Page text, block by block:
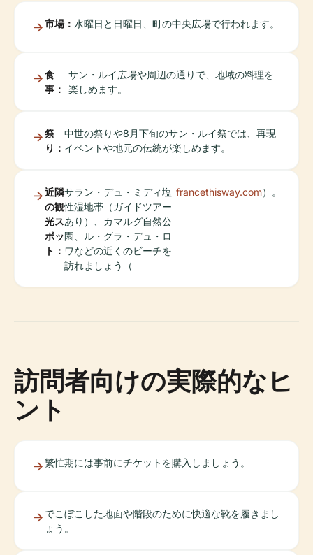
市場： 水曜日と日曜日、町の中央広場で行われます。
食
事：
サン・ルイ広場や周辺の通りで、地域の料理を
楽しめます。
祭
り：
中世の祭りや8月下旬のサン・ルイ祭では、再現
イベントや地元の伝統が楽しめます。
近隣
の観
光ス
ポッ
ト：
サラン・デュ・ミディ塩
性湿地帯（ガイドツアー
あり）、カマルグ自然公
園、ル・グラ・デュ・ロ
ワなどの近くのビーチを
訪れましょう（
francethisway.com）。
訪問者向けの実際的なヒ
ント
繁忙期には事前にチケットを購入しましょう。
でこぼこした地面や階段のために快適な靴を履きまし
ょう。